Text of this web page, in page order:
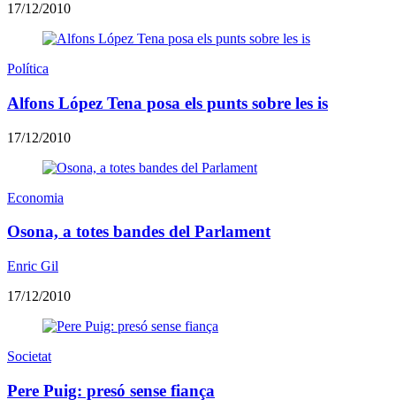
17/12/2010
Política
Alfons López Tena posa els punts sobre les is
17/12/2010
Economia
Osona, a totes bandes del Parlament
Enric Gil
17/12/2010
Societat
Pere Puig: presó sense fiança